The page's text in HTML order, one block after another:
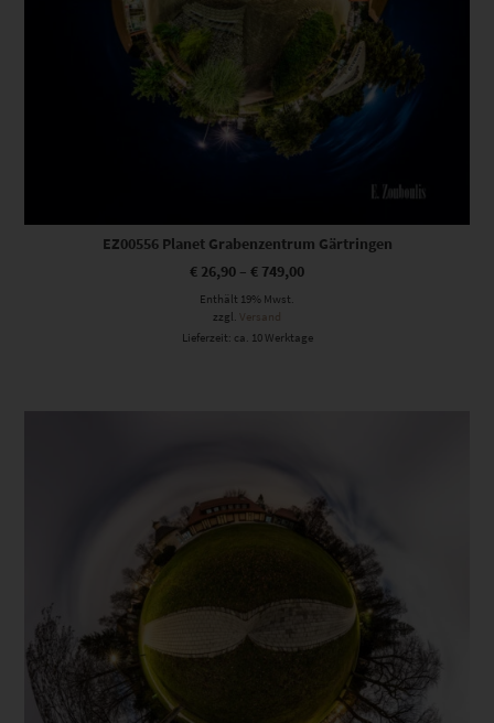
EZ00556 Planet Grabenzentrum Gärtringen
€ 26,90 – € 749,00
Enthält 19% Mwst.
zzgl. Versand
Lieferzeit: ca. 10 Werktage